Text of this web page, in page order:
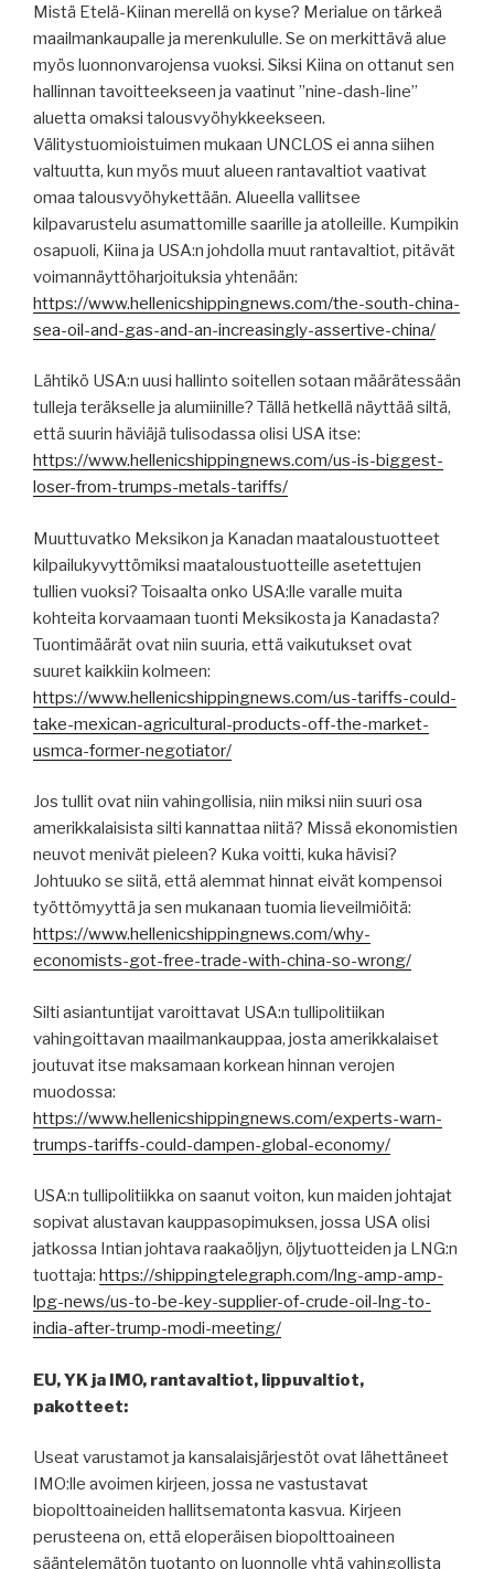
Mistä Etelä-Kiinan merellä on kyse? Merialue on tärkeä
maailmankaupalle ja merenkululle. Se on merkittävä alue
myös luonnonvarojensa vuoksi. Siksi Kiina on ottanut sen
hallinnan tavoitteekseen ja vaatinut ”nine-dash-line”
aluetta omaksi talousvyöhykkeekseen.
Välitystuomioistuimen mukaan UNCLOS ei anna siihen
valtuutta, kun myös muut alueen rantavaltiot vaativat
omaa talousvyöhykettään. Alueella vallitsee
kilpavarustelu asumattomille saarille ja atolleille. Kumpikin
osapuoli, Kiina ja USA:n johdolla muut rantavaltiot, pitävät
voimannäyttöharjoituksia yhtenään:
https://www.hellenicshippingnews.com/the-south-china-
sea-oil-and-gas-and-an-increasingly-assertive-china/
Lähtikö USA:n uusi hallinto soitellen sotaan määrätessään
tulleja teräkselle ja alumiinille? Tällä hetkellä näyttää siltä,
että suurin häviäjä tulisodassa olisi USA itse:
https://www.hellenicshippingnews.com/us-is-biggest-
loser-from-trumps-metals-tariffs/
Muuttuvatko Meksikon ja Kanadan maataloustuotteet
kilpailukyvyttömiksi maataloustuotteille asetettujen
tullien vuoksi? Toisaalta onko USA:lle varalle muita
kohteita korvaamaan tuonti Meksikosta ja Kanadasta?
Tuontimäärät ovat niin suuria, että vaikutukset ovat
suuret kaikkiin kolmeen:
https://www.hellenicshippingnews.com/us-tariffs-could-
take-mexican-agricultural-products-off-the-market-
usmca-former-negotiator/
Jos tullit ovat niin vahingollisia, niin miksi niin suuri osa
amerikkalaisista silti kannattaa niitä? Missä ekonomistien
neuvot menivät pieleen? Kuka voitti, kuka hävisi?
Johtuuko se siitä, että alemmat hinnat eivät kompensoi
työttömyyttä ja sen mukanaan tuomia lieveilmiöitä:
https://www.hellenicshippingnews.com/why-
economists-got-free-trade-with-china-so-wrong/
Silti asiantuntijat varoittavat USA:n tullipolitiikan
vahingoittavan maailmankauppaa, josta amerikkalaiset
joutuvat itse maksamaan korkean hinnan verojen
muodossa:
https://www.hellenicshippingnews.com/experts-warn-
trumps-tariffs-could-dampen-global-economy/
USA:n tullipolitiikka on saanut voiton, kun maiden johtajat
sopivat alustavan kauppasopimuksen, jossa USA olisi
jatkossa Intian johtava raakaöljyn, öljytuotteiden ja LNG:n
tuottaja: https://shippingtelegraph.com/lng-amp-amp-
lpg-news/us-to-be-key-supplier-of-crude-oil-lng-to-
india-after-trump-modi-meeting/
EU, YK ja IMO, rantavaltiot, lippuvaltiot,
pakotteet:
Useat varustamot ja kansalaisjärjestöt ovat lähettäneet
IMO:lle avoimen kirjeen, jossa ne vastustavat
biopolttoaineiden hallitsematonta kasvua. Kirjeen
perusteena on, että eloperäisen biopolttoaineen
sääntelemätön tuotanto on luonnolle yhtä vahingollista